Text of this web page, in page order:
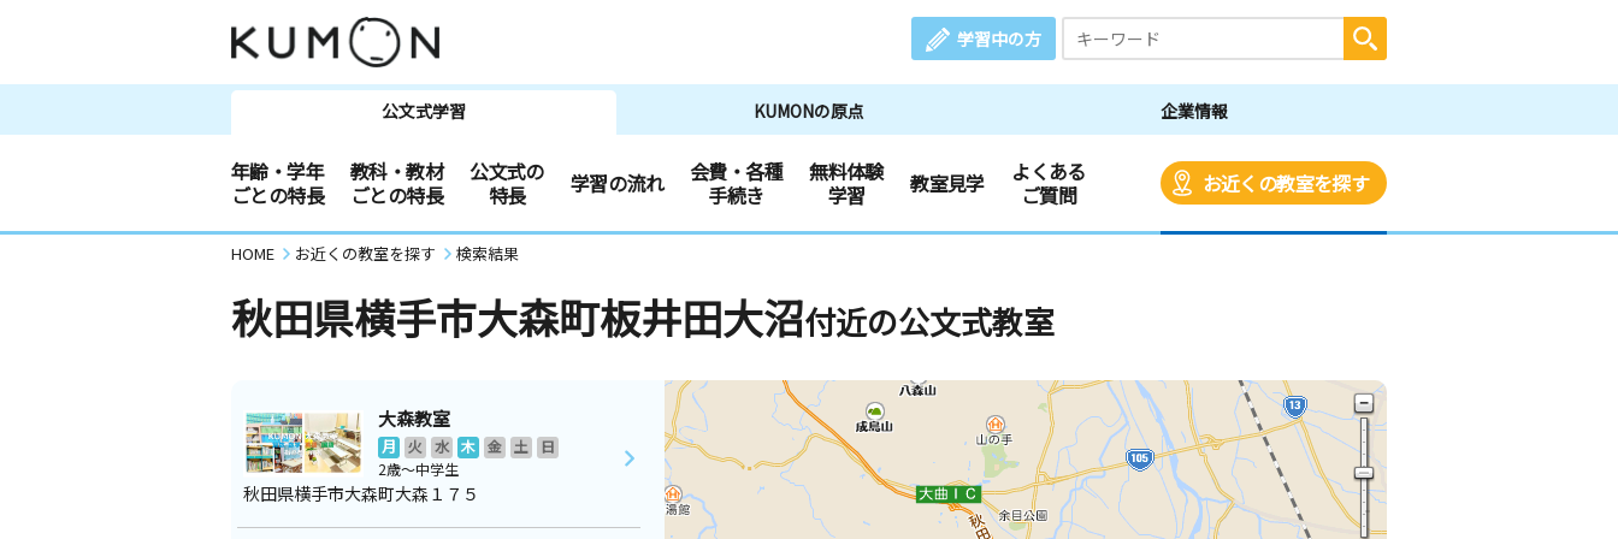
学習中の方
公文式学習 KUMONの原点 企業情報
年齢・学年
ごとの特長
教科・教材
ごとの特長
公文式の
特長
学習の流れ
会費・各種
手続き
無料体験
学習
教室見学
よくある
ご質問
お近くの教室を探す
HOME お近くの教室を探す 検索結果
秋田県横手市大森町板井田大沼付近の公文式教室
大森教室
月 火 水 木 金 土
日
2歳～中学生
秋田県横手市大森町大森１７５